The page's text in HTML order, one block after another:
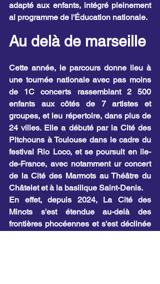
adapté aux enfants, intégré pleinement
al programme de l'Éducation nationale.
Au delà de marseille
Cette année, le parcours donne lieu à
une tournée nationale avec pas moins
de 1C concerts rassemblant 2 500
enfants aux côtés de 7 artistes et
groupes, et leu répertoire, dans plus de
24 villes. Elle a débuté par la Cité des
Pitchouns à Toulouse dans le cadre du
festival Rio Loco, et se poursuit en ile-
de-France, avec notamment ur concert
de la Cité des Marmots au Théâtre du
Châtelet et à la basilique Saint-Denis.
En effet, depuis 2024, La Cité des
Minots s'est étendue au-delà des
frontières phocéennes et s'est déclinée